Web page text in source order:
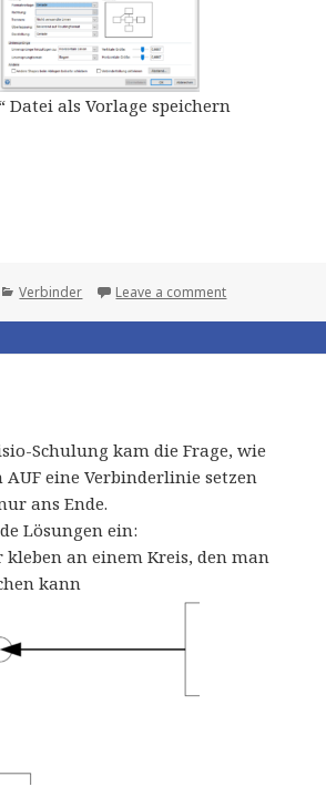
Datei als Vorlage speichern
Categories
Verbinder Leave a comment
Schulung kam die Frage, wie
eine Verbinderlinie setzen
ans Ende.
Lösungen ein:
kleben an einem Kreis, den man
kann